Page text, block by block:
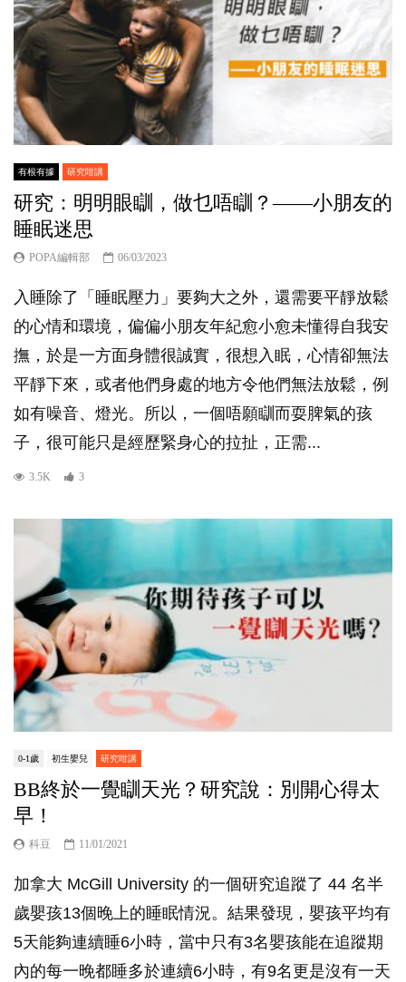
有根有據 研究咁講
研究：明明眼瞓，做乜唔瞓？——小朋友的
睡眠迷思
POPA編輯部 06/03/2023
入睡除了「睡眠壓力」要夠大之外，還需要平靜放鬆
的心情和環境，偏偏小朋友年紀愈小愈未懂得自我安
撫，於是一方面身體很誠實，很想入眠，心情卻無法
平靜下來，或者他們身處的地方令他們無法放鬆，例
如有噪音、燈光。所以，一個唔願瞓而耍脾氣的孩
子，很可能只是經歷緊身心的拉扯，正需...
3.5K 3
0-1歲 初生嬰兒 研究咁講
BB終於一覺瞓天光？研究說：別開心得太
早！
科豆 11/01/2021
加拿大 McGill University 的一個研究追蹤了 44 名半
歲嬰孩13個晚上的睡眠情況。結果發現，嬰孩平均有
5天能夠連續睡6小時，當中只有3名嬰孩能在追蹤期
內的每一晚都睡多於連續6小時，有9名更是沒有一天